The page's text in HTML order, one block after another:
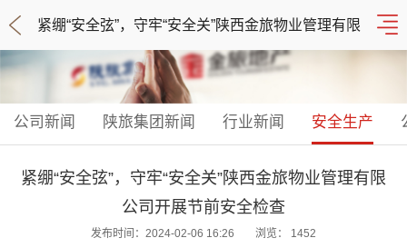
紧绷“安全弦”，守牢“安全关”陕西金旅物业管理有限
公司开展节前安全检查
公司新闻 陕旅集团新闻 行业新闻 安全生产
紧绷“安全弦”，守牢“安全关”陕西金旅物业管理有限
公司开展节前安全检查
发布时间：2024-02-06 16:26 浏览： 1452